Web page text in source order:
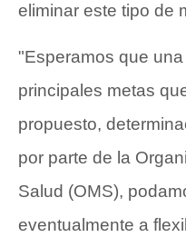
eliminar este tipo de
"Esperamos que
principales metas
propuesto,
por parte de la
Salud (OMS),
eventualmente a